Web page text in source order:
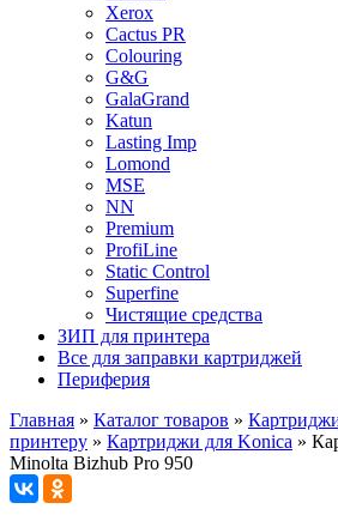
Xerox
Cactus PR
Colouring
G&G
GalaGrand
Katun
Lasting Imp
Lomond
MSE
NN
Premium
ProfiLine
Static Control
Superfine
Чистящие средства
ЗИП для принтера
Все для заправки картриджей
Периферия
Главная » Каталог товаров »
принтеру » Картриджи для Konica »
Minolta Bizhub Pro 950